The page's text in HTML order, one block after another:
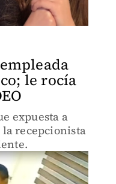
le rocía
expuesta a
la recepcionista